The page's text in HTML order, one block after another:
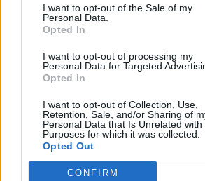
I want to opt-out of the Sale of my
Personal Data.
Opted In
I want to opt-out of processing my
Personal Data for Targeted
Opted In
I want to opt-out of Collection, Use,
Retention, Sale, and/or Sharing of
Personal Data that Is Unrelated with
Purposes for which it was collected.
Opted Out
CONFIRM
“Non sono il portatore di palla
parte della mia carriera. Qui
veloce e più aggressiva, in
squadre devono difendersi
perché i punti d’incontro sono
che significa che spesso ti trovi
contro uno in spazi allargati.”